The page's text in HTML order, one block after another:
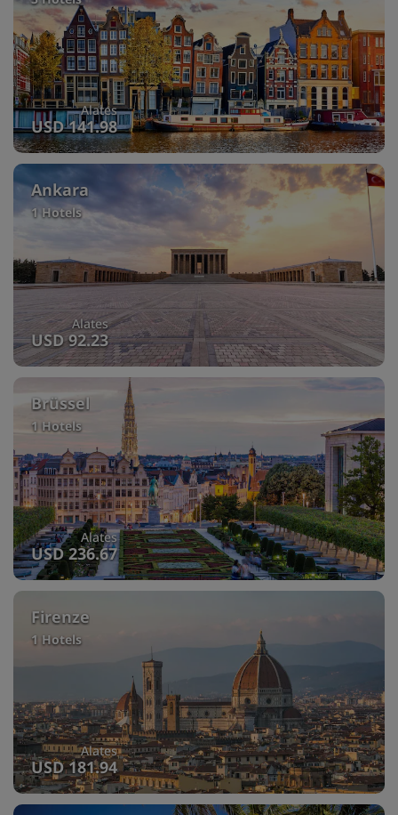
Alates
USD 141.98
Ankara
1 Hotels
Alates
USD 92.23
Brüssel
1 Hotels
Alates
USD 236.67
Firenze
1 Hotels
Alates
USD 181.94